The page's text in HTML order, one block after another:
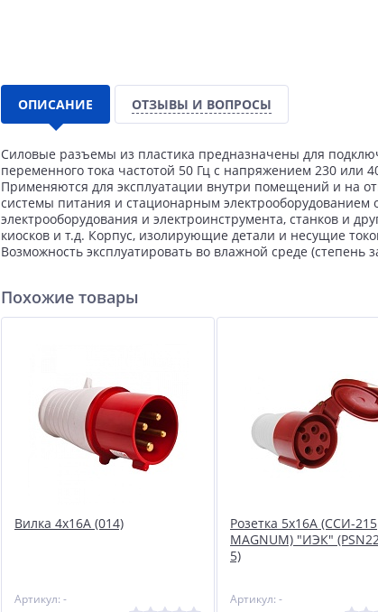
ОПИСАНИЕ ОТЗЫВЫ И ВОПРОСЫ
Силовые разъемы из пластика предназначены для
переменного тока частотой 50 Гц с напряжением 230 или
Применяются для эксплуатации внутри помещений и на
системы питания и стационарным электрооборудованием
электрооборудования и электроинструмента, станков и
киосков и т.д. Корпус, изолирующие детали и несущие
Возможность эксплуатировать во влажной среде (степень
Похожие товары
Вилка 4х16А (014)
Артикул: -
Розетка 5х16А (ССИ-215
MAGNUM) "ИЭК"
5)
Артикул: -